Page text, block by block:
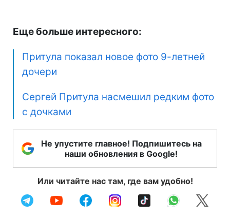
Еще больше интересного:
Притула показал новое фото 9-летней
дочери
Сергей Притула насмешил редким фото
с дочками
Не упустите главное! Подпишитесь на
наши обновления в Google!
Или читайте нас там, где вам удобно!